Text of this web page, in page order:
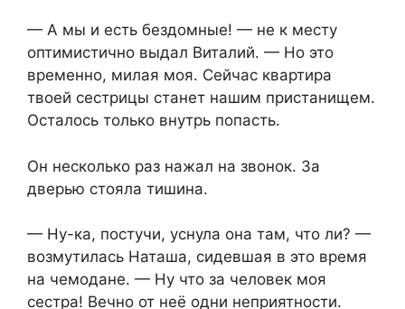
— А мы и есть бездомные! — не к месту
оптимистично выдал Виталий. — Но это
временно, милая моя. Сейчас квартира
твоей сестрицы станет нашим пристанищем.
Осталось только внутрь попасть.
Он несколько раз нажал на звонок. За
дверью стояла тишина.
— Ну-ка, постучи, уснула она там, что ли? —
возмутилась Наташа, сидевшая в это время
на чемодане. — Ну что за человек моя
сестра! Вечно от неё одни неприятности.